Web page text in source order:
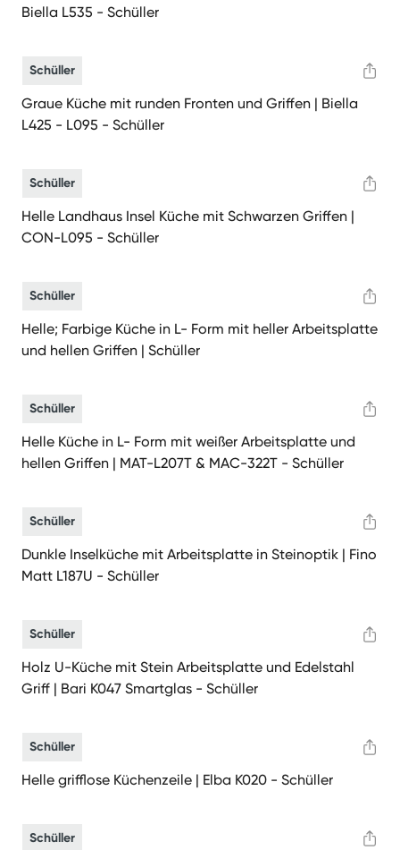
Biella L535 - Schüller
Schüller
Graue Küche mit runden Fronten und Griffen | Biella
L425 - L095 - Schüller
Schüller
Helle Landhaus Insel Küche mit Schwarzen Griffen |
CON-L095 - Schüller
Schüller
Helle; Farbige Küche in L- Form mit heller Arbeitsplatte
und hellen Griffen | Schüller
Schüller
Helle Küche in L- Form mit weißer Arbeitsplatte und
hellen Griffen | MAT-L207T & MAC-322T - Schüller
Schüller
Dunkle Inselküche mit Arbeitsplatte in Steinoptik | Fino
Matt L187U - Schüller
Schüller
Holz U-Küche mit Stein Arbeitsplatte und Edelstahl
Griff | Bari K047 Smartglas - Schüller
Schüller
Helle grifflose Küchenzeile | Elba K020 - Schüller
Schüller